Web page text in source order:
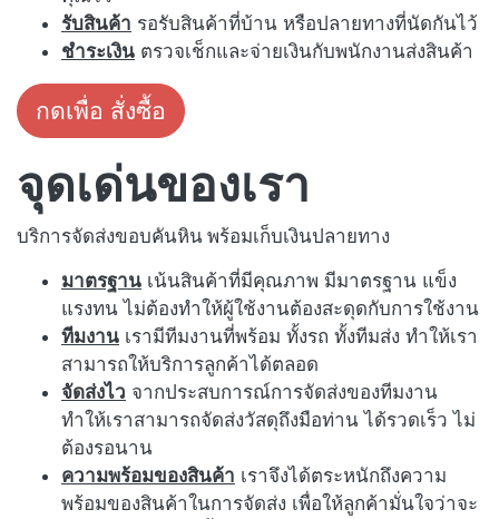
รับสินค้า รอรับสินค้าที่บ้าน หรือปลายทางที่นัดกันไว้
ชำระเงิน ตรวจเช็กและจ่ายเงินกับพนักงานส่งสินค้า
กดเพื่อ สั่งซื้อ
จุดเด่นของเรา
บริการจัดส่งขอบคันหิน พร้อมเก็บเงินปลายทาง
มาตรฐาน เน้นสินค้าที่มีคุณภาพ มีมาตรฐาน แข็ง
แรงทน ไม่ต้องทำให้ผู้ใช้งานต้องสะดุดกับการใช้งาน
ทีมงาน เรามีทีมงานที่พร้อม ทั้งรถ ทั้งทีมส่ง ทำให้เรา
สามารถให้บริการลูกค้าได้ตลอด
จัดส่งไว จากประสบการณ์การจัดส่งของทีมงาน
ทำให้เราสามารถจัดส่งวัสดุถึงมือท่าน ได้รวดเร็ว ไม่
ต้องรอนาน
ความพร้อมของสินค้า เราจึงได้ตระหนักถึงความ
พร้อมของสินค้าในการจัดส่ง เพื่อให้ลูกค้ามั่นใจว่าจะ